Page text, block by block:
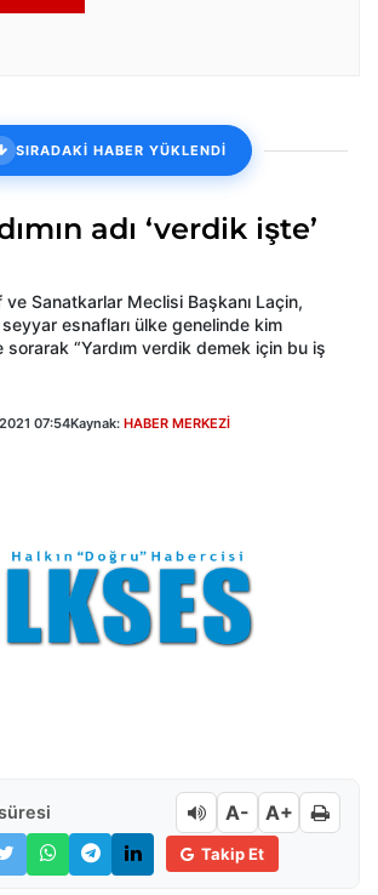
SIRADAKİ HABER YÜKLENDİ
adı ‘verdik işte’
Sanatkarlar Meclisi Başkanı Laçin,
seyyar esnafları ülke genelinde kim
sorarak “Yardım verdik demek için bu iş
07:54Kaynak: HABER MERKEZİ
A- A+
Takip Et